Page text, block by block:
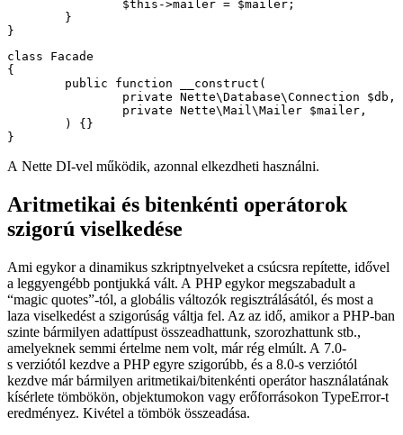
class Facade
{
A Nette DI-vel működik, azonnal elkezdheti használni.
Aritmetikai és bitenkénti operátorok
szigorú viselkedése
Ami egykor a dinamikus szkriptnyelveket a csúcsra repítette, idővel
a leggyengébb pontjukká vált. A PHP egykor megszabadult a
“magic quotes”-tól, a globális változók regisztrálásától, és most a
laza viselkedést a szigorúság váltja fel. Az az idő, amikor a PHP-ban
szinte bármilyen adattípust összeadhattunk, szorozhattunk stb.,
amelyeknek semmi értelme nem volt, már rég elmúlt. A 7.0-
s verziótól kezdve a PHP egyre szigorúbb, és a 8.0-s verziótól
kezdve már bármilyen aritmetikai/bitenkénti operátor használatának
kísérlete tömbökön, objektumokon vagy erőforrásokon TypeError-t
eredményez. Kivétel a tömbök összeadása.